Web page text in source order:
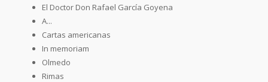
El Doctor Don Rafael García Goyena
A...
Cartas americanas
In memoriam
Olmedo
Rimas